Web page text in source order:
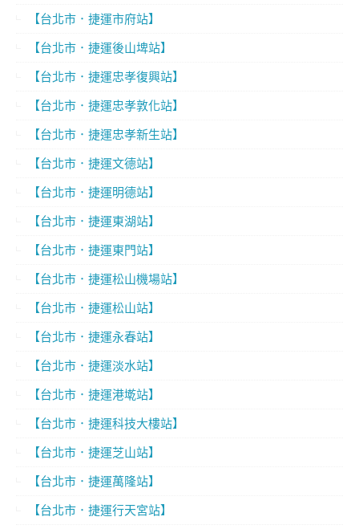
【台北市．捷運市府站】
【台北市．捷運後山埤站】
【台北市．捷運忠孝復興站】
【台北市．捷運忠孝敦化站】
【台北市．捷運忠孝新生站】
【台北市．捷運文德站】
【台北市．捷運明德站】
【台北市．捷運東湖站】
【台北市．捷運東門站】
【台北市．捷運松山機場站】
【台北市．捷運松山站】
【台北市．捷運永春站】
【台北市．捷運淡水站】
【台北市．捷運港墘站】
【台北市．捷運科技大樓站】
【台北市．捷運芝山站】
【台北市．捷運萬隆站】
【台北市．捷運行天宮站】